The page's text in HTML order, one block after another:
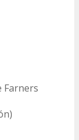
Farners